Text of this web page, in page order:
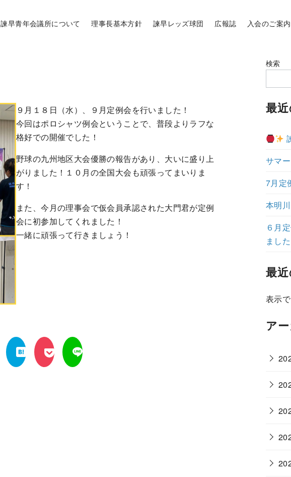
諫早青年会議所について 理事長基本方針 諫早レッズ球団 広報誌 入会のご案内
９月１８日（水）、９月定例会を行いました！
今回はポロシャツ例会ということで、普段よりラフな
格好での開催でした！
野球の九州地区大会優勝の報告があり、大いに盛り上
がりました！１０月の全国大会も頑張ってまいりま
す！
また、今月の理事会で仮会員承認された大門君が定例
会に初参加してくれました！
一緒に頑張って行きましょう！
検索
最
サマ
7月定
本明
６月
まし
最
表示
ア